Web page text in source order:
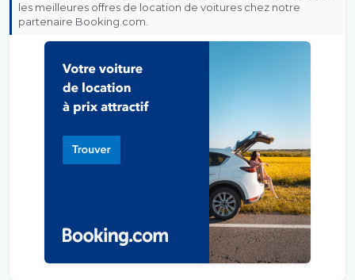
les meilleures offres de location de voitures chez notre
partenaire Booking.com.